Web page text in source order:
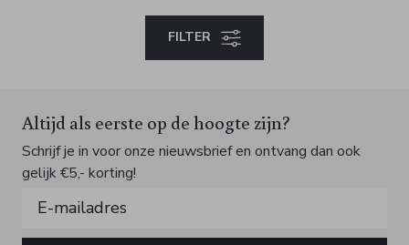
FILTER
Altijd als eerste op de hoogte zijn?
Schrijf je in voor onze nieuwsbrief en ontvang dan ook
gelijk €5,- korting!